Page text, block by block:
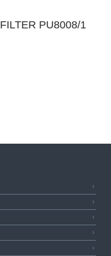
PU8008/1
›
›
›
›
›